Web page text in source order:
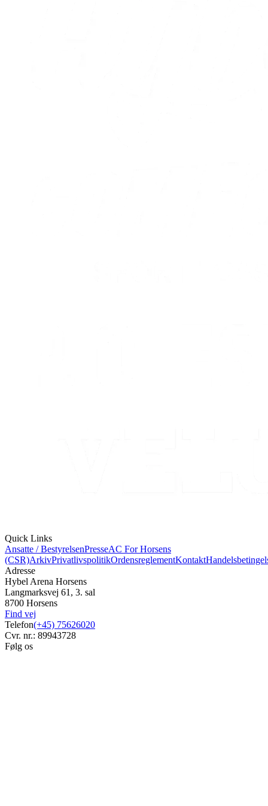
Quick Links
Ansatte / BestyrelsenPresseAC For Horsens
(CSR)ArkivPrivatlivspolitikOrdensreglementKontakt
Adresse
Hybel Arena Horsens
Langmarksvej 61, 3. sal
8700 Horsens
Find vej
Telefon(+45) 75626020
Cvr. nr.: 89943728
Følg os